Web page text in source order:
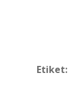
Etiket: